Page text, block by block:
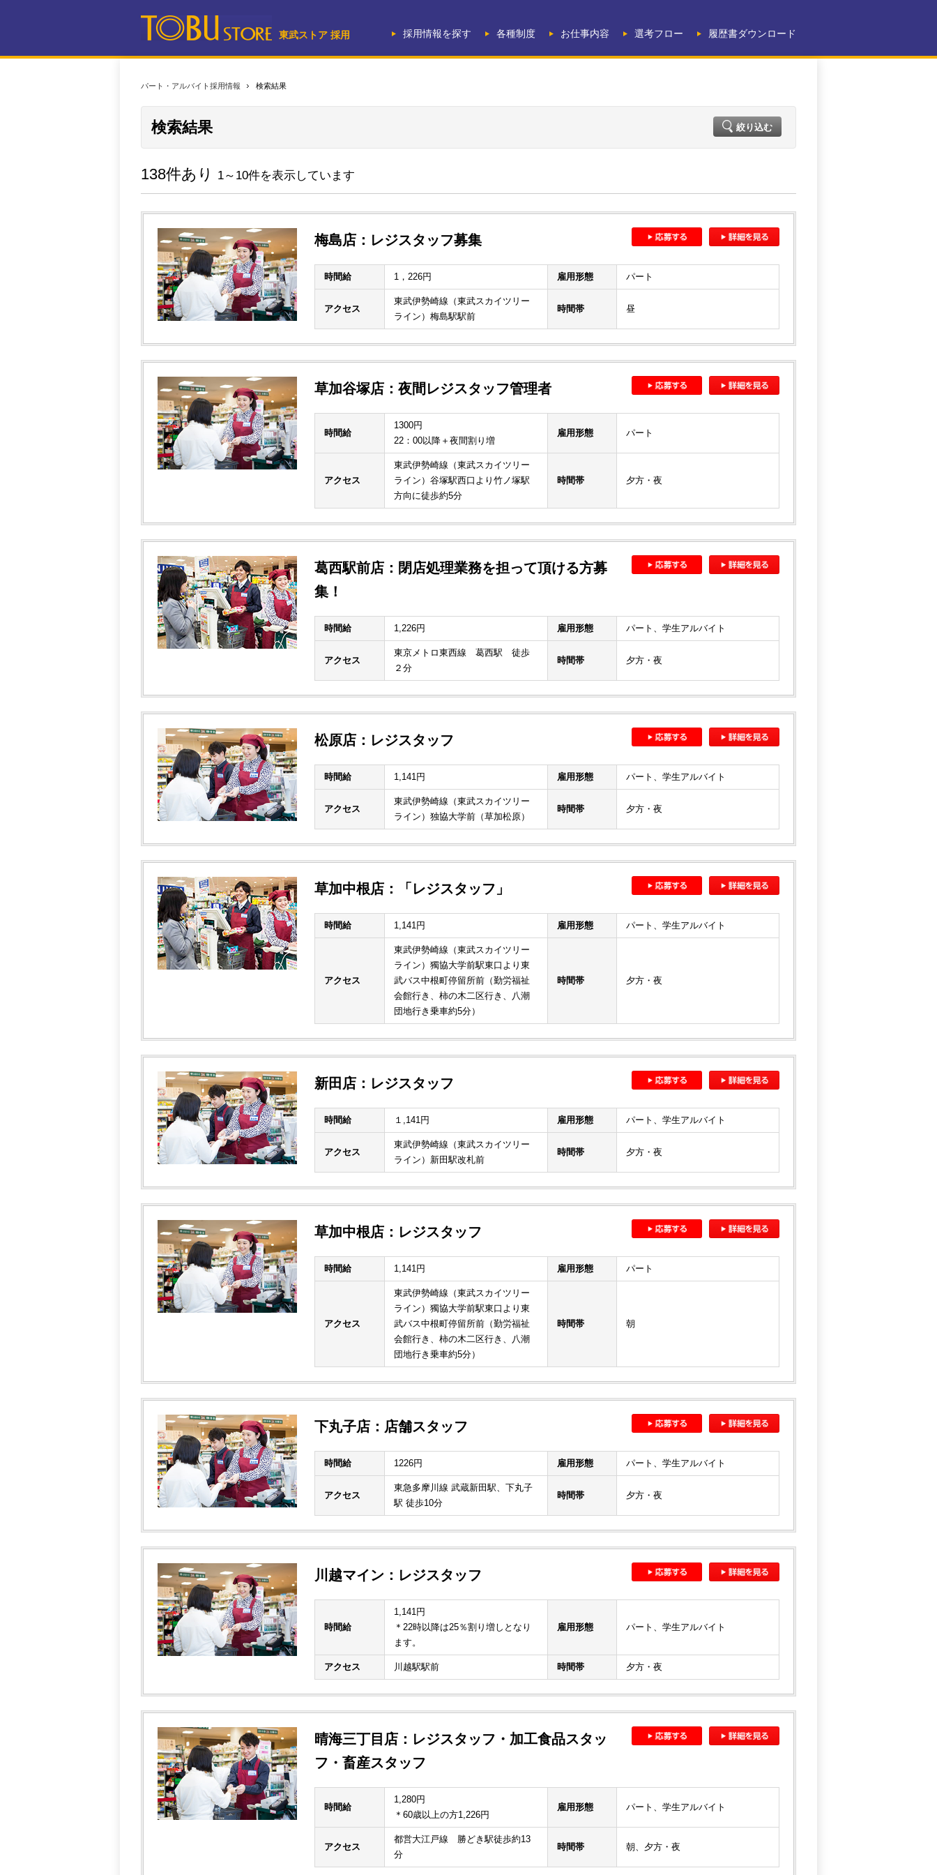
東武ストア 採用 採用情報を探す 各種制度 お仕事内容 選考フロー 履歴書ダウンロード
パート・アルバイト採用情報 検索結果
検索結果 絞り込む
138件あり 1～10件を表示しています
梅島店：レジスタッフ募集
時間給 1，226円 雇用形態 パート
アクセス
東武伊勢崎線（東武スカイツリー
ライン）梅島駅駅前
時間帯 昼
草加谷塚店：夜間レジスタッフ管理者
時間給
1300円
22：00以降＋夜間割り増
雇用形態 パート
アクセス
東武伊勢崎線（東武スカイツリー
ライン）谷塚駅西口より竹ノ塚駅
方向に徒歩約5分
時間帯 夕方・夜
葛西駅前店：閉店処理業務を担って頂ける方募
集！
時間給 1,226円 雇用形態 パート、学生アルバイト
アクセス
東京メトロ東西線 葛西駅 徒歩
２分
時間帯 夕方・夜
松原店：レジスタッフ
時間給 1,141円 雇用形態 パート、学生アルバイト
アクセス
東武伊勢崎線（東武スカイツリー
ライン）独協大学前（草加松原）
時間帯 夕方・夜
草加中根店：「レジスタッフ」
時間給 1,141円 雇用形態 パート、学生アルバイト
アクセス
東武伊勢崎線（東武スカイツリー
ライン）獨協大学前駅東口より東
武バス中根町停留所前（勤労福祉
会館行き、柿の木二区行き、八潮
団地行き乗車約5分）
時間帯 夕方・夜
新田店：レジスタッフ
時間給 １,141円 雇用形態 パート、学生アルバイト
アクセス
東武伊勢崎線（東武スカイツリー
ライン）新田駅改札前
時間帯 夕方・夜
草加中根店：レジスタッフ
時間給 1,141円 雇用形態 パート
アクセス
東武伊勢崎線（東武スカイツリー
ライン）獨協大学前駅東口より東
武バス中根町停留所前（勤労福祉
会館行き、柿の木二区行き、八潮
団地行き乗車約5分）
時間帯 朝
下丸子店：店舗スタッフ
時間給 1226円 雇用形態 パート、学生アルバイト
アクセス
東急多摩川線 武蔵新田駅、下丸子
駅 徒歩10分
時間帯 夕方・夜
川越マイン：レジスタッフ
時間給
1,141円
＊22時以降は25％割り増しとなり
ます。
雇用形態 パート、学生アルバイト
アクセス 川越駅駅前 時間帯 夕方・夜
晴海三丁目店：レジスタッフ・加工食品スタッ
フ・畜産スタッフ
時間給
1,280円
＊60歳以上の方1,226円
雇用形態 パート、学生アルバイト
アクセス
都営大江戸線 勝どき駅徒歩約13
分
時間帯 朝、夕方・夜